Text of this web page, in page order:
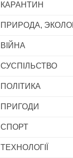
КАРАНТИН
ПРИРОДА,
ВІЙНА
СУСПІЛЬСТВО
ПОЛІТИКА
ПРИГОДИ
СПОРТ
ТЕХНОЛОГІЇ